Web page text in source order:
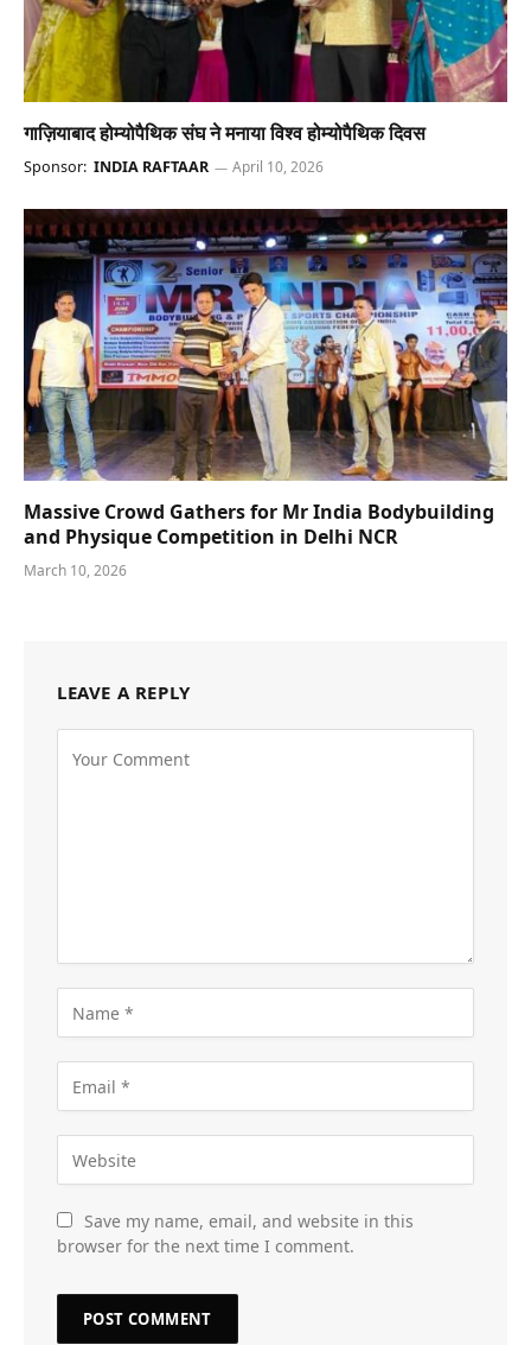
गाज़ियाबाद होम्योपैथिक संघ ने मनाया विश्व होम्योपैथिक दिवस
Sponsor: INDIA RAFTAAR April 10, 2026
Massive Crowd Gathers for Mr India Bodybuilding
and Physique Competition in Delhi NCR
March 10, 2026
LEAVE A REPLY
Save my name, email, and website in this
browser for the next time I comment.